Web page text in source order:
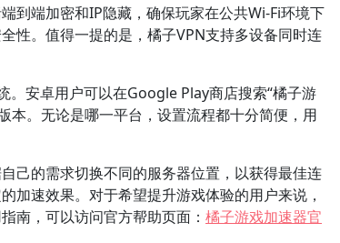
到端加密和IP隐藏，确保玩家在公共Wi-Fi环境下
性。值得一提的是，橘子VPN支持多设备同时连
。安卓用户可以在Google Play商店搜索“橘子游
本。无论是哪一平台，设置流程都十分简便，用
己的需求切换不同的服务器位置，以获得最佳连
加速效果。对于希望提升游戏体验的用户来说，
南，可以访问官方帮助页面： 橘子游戏加速器官